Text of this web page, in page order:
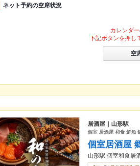
ネット予約の空席状況
カレンダ
下記ボタンを押し
空
居酒屋｜山形駅
個室 居酒屋 和食 鮮魚
個室居酒屋
山形駅 個室和食居